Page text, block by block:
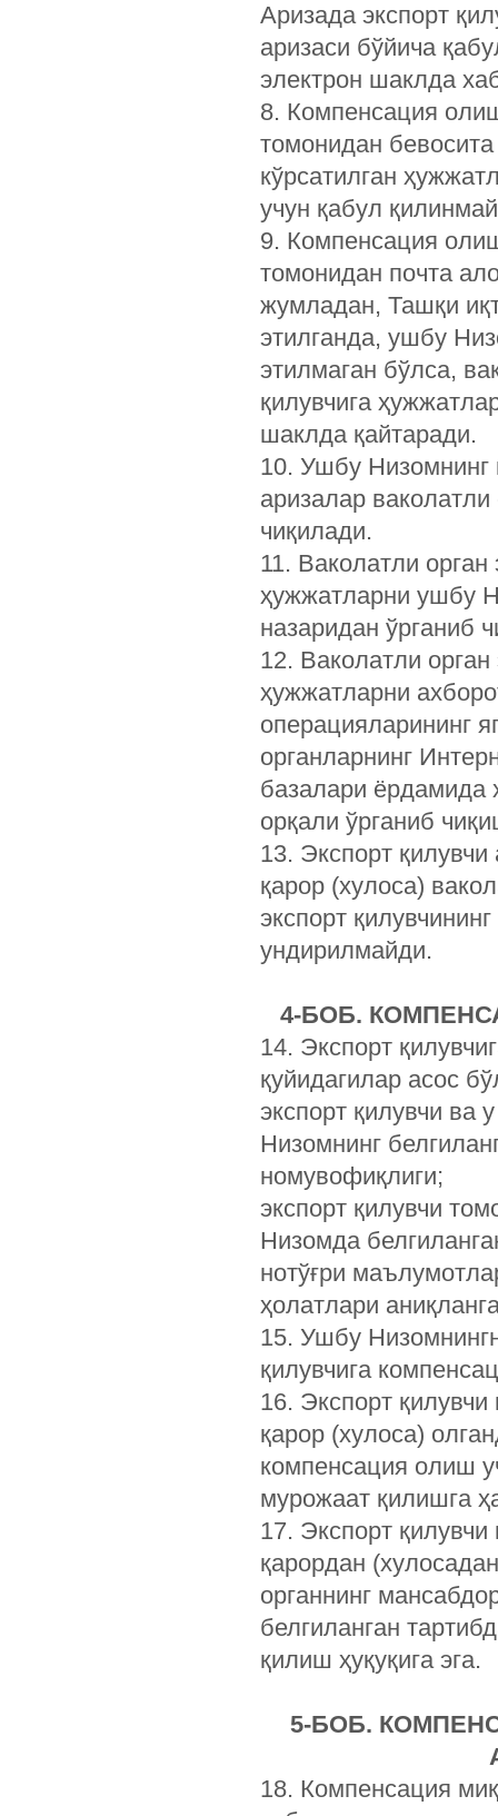
Аризада экспорт
аризаси бўйича
электрон шаклда
8. Компенсация
томонидан
кўрсатилган
учун қабул
9. Компенсация
томонидан почта
жумладан, Ташқи
этилганда, ушбу
этилмаган бўлса,
қилувчига
шаклда қайтаради.
10. Ушбу Низомнинг
аризалар
чиқилади.
11. Ваколатли орган
ҳужжатларни ушбу
назаридан ўрганиб
12. Ваколатли
ҳужжатларни
операцияларининг
органларнинг
базалари
орқали ўрганиб
13. Экспорт
қарор (хулоса)
экспорт
ундирилмайди.
4-БОБ.
14. Экспорт
қуйидагилар асос
экспорт қилувчи ва
Низомнинг
номувофиқлиги;
экспорт қилувчи
Низомда
нотўғри
ҳолатлари
15. Ушбу
қилувчига
16. Экспорт
қарор (хулоса)
компенсация олиш
мурожаат қилишга
17. Экспорт
қарордан
органнинг
белгиланган
қилиш ҳуқуқига эга.
5-БОБ.
18. Компенсация